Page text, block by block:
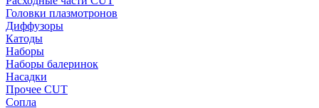
Головки плазмотронов
Диффузоры
Катоды
Наборы
Наборы балеринок
Насадки
Прочее CUT
Сопла